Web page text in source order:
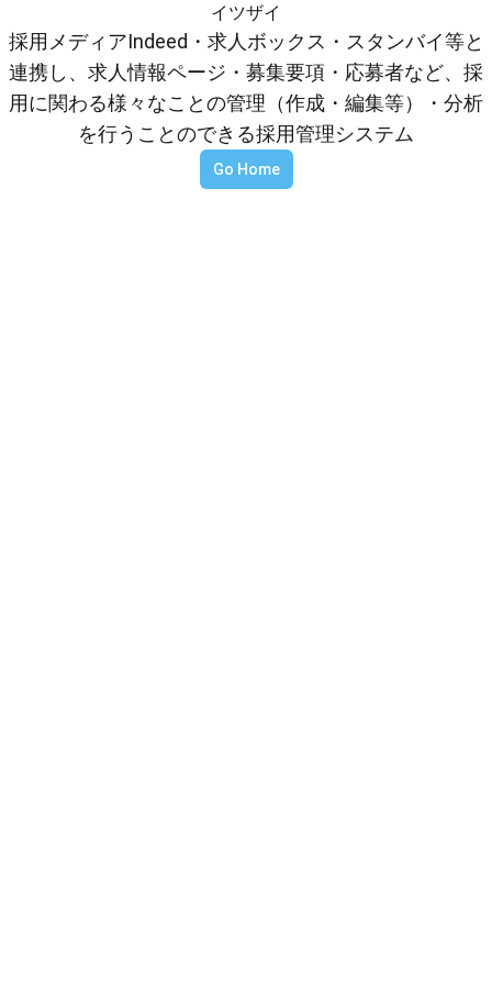
イツザイ
採用メディアIndeed・求人ボックス・スタンバイ等と
連携し、求人情報ページ・募集要項・応募者など、採
用に関わる様々なことの管理（作成・編集等）・分析
を行うことのできる採用管理システム
Go Home